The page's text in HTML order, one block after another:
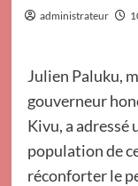
administrateur
Julien Paluku,
gouverneur
Kivu, a adressé
population de
réconforter le